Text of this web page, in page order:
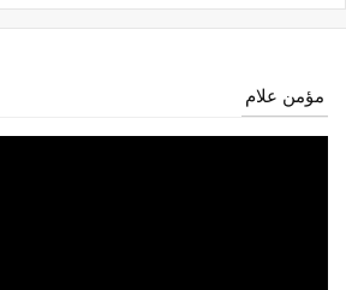
مؤمن علام